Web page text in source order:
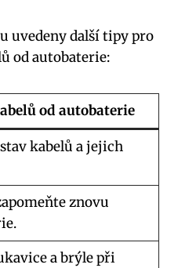
uvedeny další tipy pro
od autobaterie:
od autobaterie
kabelů a jejich
znovu
a brýle při